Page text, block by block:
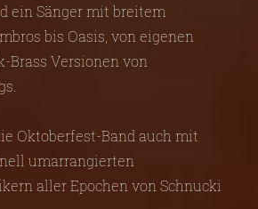
ein Sänger mit breitem
bis Oasis, von eigenen
Brass Versionen von
Oktoberfest-Band auch mit
umarrangierten
aller Epochen von Schnucki